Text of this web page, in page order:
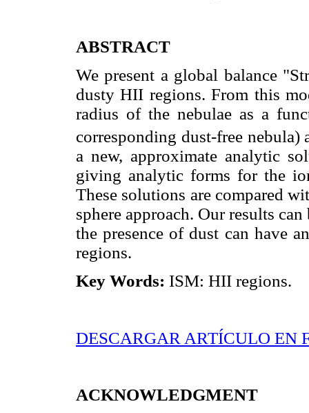
ABSTRACT
We present a global balance
dusty HII regions. From this
radius of the nebulae as a
corresponding dust-free
a new, approximate analytic
giving analytic forms for the
These solutions are compared
sphere approach. Our results
the presence of dust can have
regions.
Key Words: ISM: HII regions.
DESCARGAR ARTÍCULO EN
ACKNOWLEDGMENT